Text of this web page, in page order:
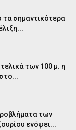
τα σημαντικότερα
των 100 μ. η
των
ενόψει...